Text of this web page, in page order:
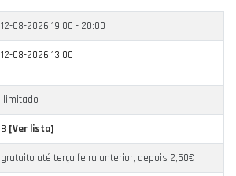
12-08-2026 19:00 - 20:00
12-08-2026 13:00
Ilimitado
8 [Ver lista]
gratuito até terça feira anterior, depois 2,50€